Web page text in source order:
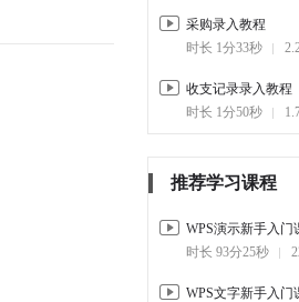
采购录入教程
时长 1分33秒
收支记录录入教程
时长 1分50秒
推荐学习课程
WPS演示新手入门
时长 93分25秒
WPS文字新手入门